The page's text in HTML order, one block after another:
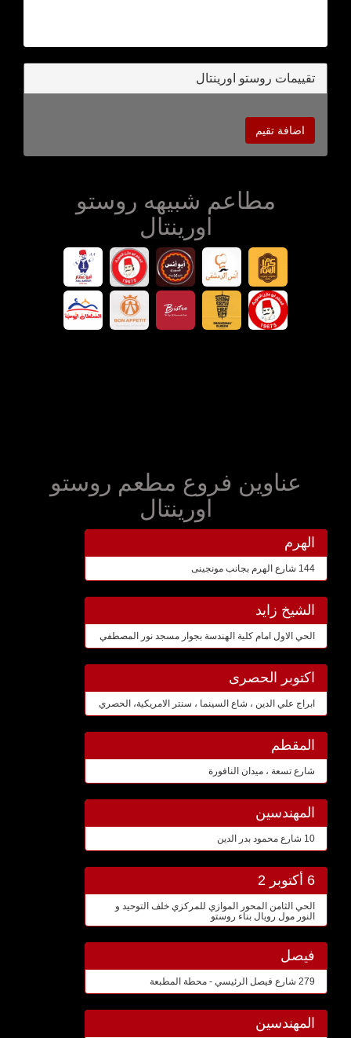
تقييمات روستو اورينتال
اضافة تقيم
مطاعم شبيهه روستو
اورينتال
عناوين فروع مطعم روستو
اورينتال
الهرم
144 شارع الهرم بجانب مونجينى
الشيخ زايد
الحي الاول امام كلية الهندسة بجوار مسجد نور المصطفي
اكتوبر الحصرى
ابراج علي الدين ، شاع السينما ، سنتر الامريكية، الحصري
المقطم
شارع تسعة ، ميدان النافورة
المهندسين
10 شارع محمود بدر الدين
6 أكتوبر 2
الحي الثامن المحور الموازي للمركزي خلف التوحيد و
النور مول رويال بناء روستو
فيصل
279 شارع فيصل الرئيسي - محطة المطبعة
المهندسين